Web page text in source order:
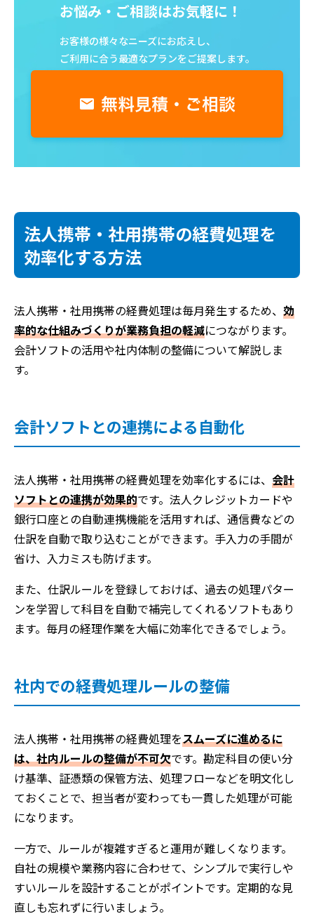
お悩み・ご相談はお気軽に！
お客様の様々なニーズにお応えし、
ご利用に合う最適なプランをご提案します。
法人携帯・社用携帯の経費処理を
効率化する方法
法人携帯・社用携帯の経費処理は毎月発生するため、 効
率的な仕組みづくりが業務負担の軽減につながります。
会計ソフトの活用や社内体制の整備について解説しま
す。
会計ソフトとの連携による自動化
法人携帯・社用携帯の経費処理を効率化するには、 会計
ソフトとの連携が効果的です。法人クレジットカードや
銀行口座との自動連携機能を活用すれば、通信費などの
仕訳を自動で取り込むことができます。手入力の手間が
省け、入力ミスも防げます。
また、仕訳ルールを登録しておけば、過去の処理パター
ンを学習して科目を自動で補完してくれるソフトもあり
ます。毎月の経理作業を大幅に効率化できるでしょう。
社内での経費処理ルールの整備
法人携帯・社用携帯の経費処理をスムーズに進めるに
は、社内ルールの整備が不可欠です。勘定科目の使い分
け基準、証憑類の保管方法、処理フローなどを明文化し
ておくことで、担当者が変わっても一貫した処理が可能
になります。
一方で、ルールが複雑すぎると運用が難しくなります。
自社の規模や業務内容に合わせて、シンプルで実行しや
すいルールを設計することがポイントです。定期的な見
直しも忘れずに行いましょう。